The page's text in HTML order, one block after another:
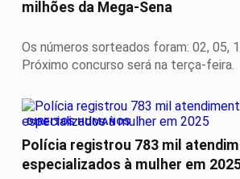
milhões da Mega-Sena
Os números sorteados foram: 02, 05,
Próximo concurso será na terça-feira.
DIREITOS HUMANOS
Polícia registrou 783 mil
especializados à mulher em